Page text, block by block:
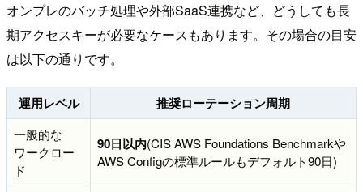
オンプレのバッチ処理や外部SaaS連携など、どうしても長
期アクセスキーが必要なケースもあります。その場合の目安
は以下の通りです。
運用レベル 推奨ローテーション周期
一般的な
ワークロー
ド
90日以内(CIS AWS Foundations Benchmarkや
AWS Configの標準ルールもデフォルト90日)